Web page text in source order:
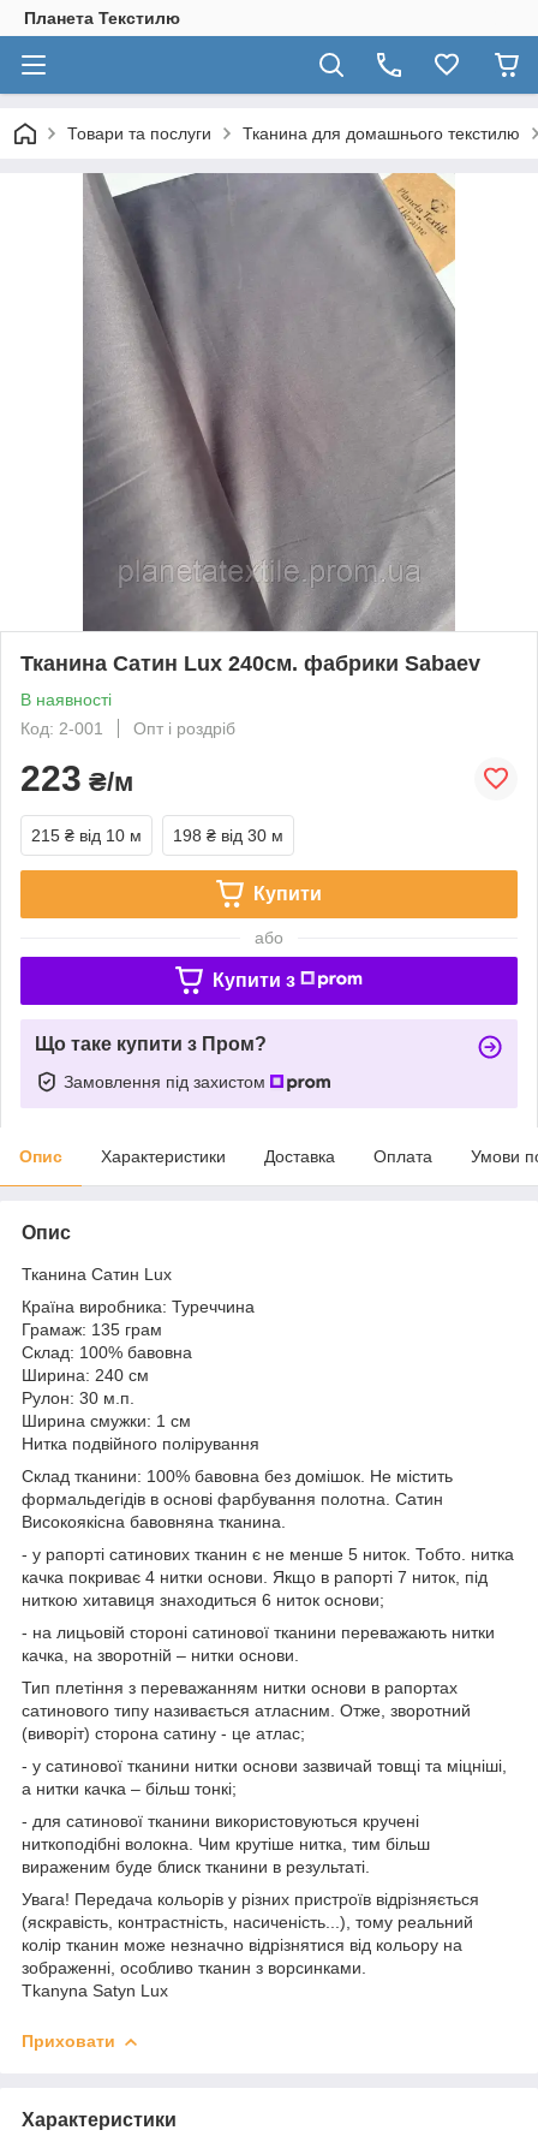
Планета Текстилю
Товари та послуги Тканина для домашнього текстилю
Тканина Сатин Lux 240см. фабрики Sabaev
В наявності
Код: 2-001
Опт і роздріб
223 ₴/м
215 ₴ від 10 м 198 ₴ від 30 м
Купити
або
Купити з
Що таке купити з Пром?
Замовлення під захистом
Опис Характеристики Доставка Оплата Умови
Опис
Тканина Сатин Lux
Країна виробника: Туреччина
Грамаж: 135 грам
Склад: 100% бавовна
Ширина: 240 см
Рулон: 30 м.п.
Ширина смужки: 1 см
Нитка подвійного полірування
Склад тканини: 100% бавовна без домішок. Не містить
формальдегідів в основі фарбування полотна. Сатин
Високоякісна бавовняна тканина.
- у рапорті сатинових тканин є не менше 5 ниток. Тобто. нитка
качка покриває 4 нитки основи. Якщо в рапорті 7 ниток, під
ниткою хитавиця знаходиться 6 ниток основи;
- на лицьовій стороні сатинової тканини переважають нитки
качка, на зворотній – нитки основи.
Тип плетіння з переважанням нитки основи в рапортах
сатинового типу називається атласним. Отже, зворотний
(виворіт) сторона сатину - це атлас;
- у сатинової тканини нитки основи зазвичай товщі та міцніші,
а нитки качка – більш тонкі;
- для сатинової тканини використовуються кручені
ниткоподібні волокна. Чим крутіше нитка, тим більш
вираженим буде блиск тканини в результаті.
Увага! Передача кольорів у різних пристроїв відрізняється
(яскравість, контрастність, насиченість...), тому реальний
колір тканин може незначно відрізнятися від кольору на
зображенні, особливо тканин з ворсинками.
Tkanyna Satyn Lux
Приховати
Характеристики